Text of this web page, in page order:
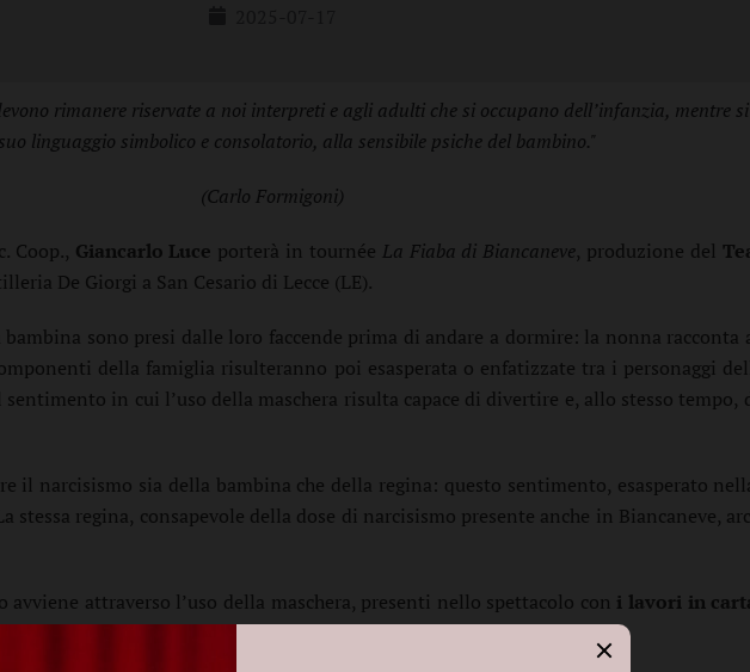
rimanere riservate a noi interpreti e agli adulti che si occupano dell’infanzia, mentre
linguaggio simbolico e consolatorio, alla sensibile psiche del bambino."
(Carlo Formigoni)
Coop., Giancarlo Luce porterà in tournée La Fiaba di Biancaneve, produzione del
De Giorgi a San Cesario di Lecce (LE).
sono presi dalle loro faccende prima di andare a dormire: la nonna racconta
della famiglia risulteranno poi esasperata o enfatizzate tra i personaggi
in cui l’uso della maschera risulta capace di divertire e, allo stesso tempo,
il narcisismo sia della bambina che della regina: questo sentimento, esasperato
stessa regina, consapevole della dose di narcisismo presente anche in Biancaneve,
avviene attraverso l’uso della maschera, presenti nello spettacolo con i lavori in
maschere e pupazzi in gommapiumacreati da Cinzia De Nisco.